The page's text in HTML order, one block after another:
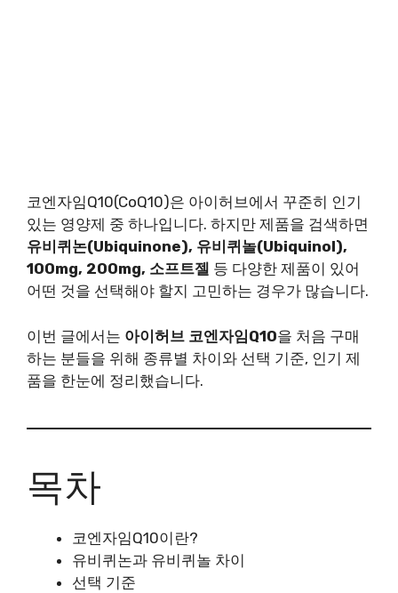
코엔자임Q10(CoQ10)은 아이허브에서 꾸준히 인기
있는 영양제 중 하나입니다. 하지만 제품을 검색하면
유비퀴논(Ubiquinone), 유비퀴놀(Ubiquinol),
100mg, 200mg, 소프트젤 등 다양한 제품이 있어
어떤 것을 선택해야 할지 고민하는 경우가 많습니다.
이번 글에서는 아이허브 코엔자임Q10을 처음 구매
하는 분들을 위해 종류별 차이와 선택 기준, 인기 제
품을 한눈에 정리했습니다.
목차
코엔자임Q10이란?
유비퀴논과 유비퀴놀 차이
선택 기준